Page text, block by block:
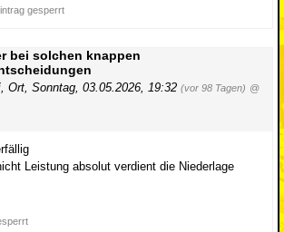
gesperrt
bei solchen knappen
, Ort, Sonntag, 03.05.2026, 19:32 (vor 98 Tagen) @
Leistung absolut verdient die Niederlage